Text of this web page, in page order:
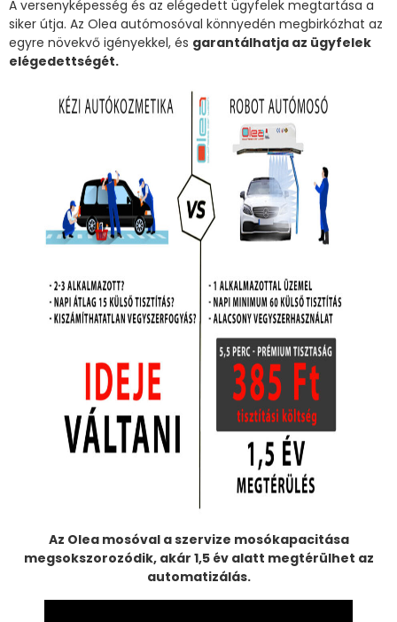
A versenyképesség és az elégedett ügyfelek megtartása a
siker útja. Az Olea autómosóval könnyedén megbirkózhat az
egyre növekvő igényekkel, és garantálhatja az ügyfelek
elégedettségét.
Az Olea mosóval a szervize mosókapacitása
megsokszorozódik, akár 1,5 év alatt megtérülhet az
automatizálás.